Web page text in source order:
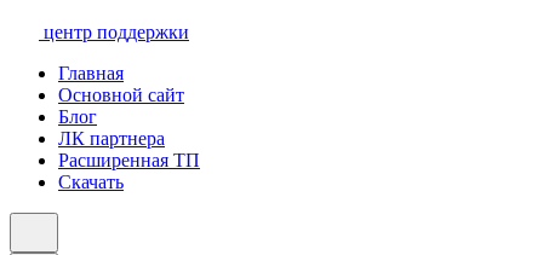
центр поддержки
Главная
Основной сайт
Блог
ЛК партнера
Расширенная ТП
Скачать